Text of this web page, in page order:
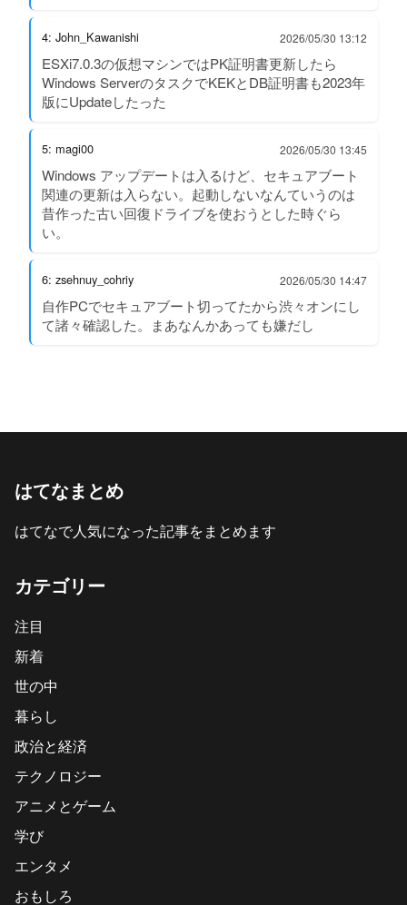
4: John_Kawanishi 2026/05/30 13:12
ESXi7.0.3の仮想マシンではPK証明書更新したら
Windows ServerのタスクでKEKとDB証明書も2023年
版にUpdateしたった
5: magi00 2026/05/30 13:45
Windows アップデートは入るけど、セキュアブート
関連の更新は入らない。起動しないなんていうのは
昔作った古い回復ドライブを使おうとした時ぐら
い。
6: zsehnuy_cohriy 2026/05/30 14:47
自作PCでセキュアブート切ってたから渋々オンにし
て諸々確認した。まあなんかあっても嫌だし
はてなまとめ
はてなで人気になった記事をまとめます
カテゴリー
注目
新着
世の中
暮らし
政治と経済
テクノロジー
アニメとゲーム
学び
エンタメ
おもしろ